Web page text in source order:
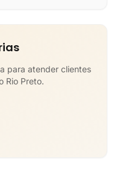
para atender clientes
Rio Preto.